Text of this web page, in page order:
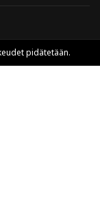
pidätetään.